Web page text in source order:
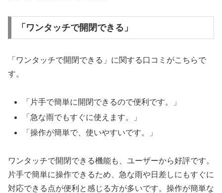
「ワンタッチで開閉できる」
「ワンタッチで開閉できる」に関する口コミがこちらで
す。
「片手で簡単に開閉できるので便利です。」
「急な雨でもすぐに使えます。」
「操作が簡単で、使いやすいです。」
ワンタッチで開閉できる機能も、ユーザーから好評です。
片手で簡単に操作できるため、急な雨や日差しにもすぐに
対応できる点が便利と感じる方が多いです。操作が簡単な